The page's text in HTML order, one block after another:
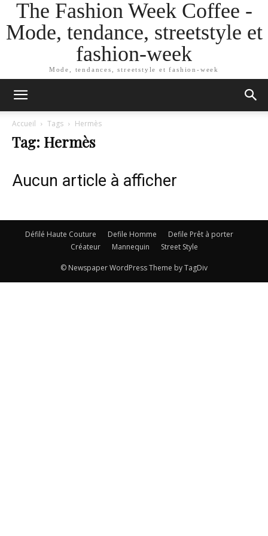
The Fashion Week Coffee -
Mode, tendance, streetstyle et
fashion-week
Mode, tendances, streetstyle et fashion-week
Accueil Tags Hermès
Tag: Hermès
Aucun article à afficher
Défilé Haute Couture Defile Homme
Defile Prêt à porter
Créateur
Mannequin Street Style
© Newspaper WordPress Theme by TagDiv